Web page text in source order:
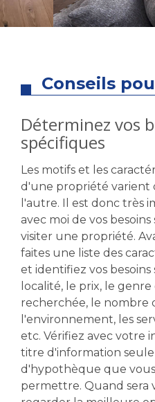
Conseils
Déterminez vos
spécifiques
Les motifs et les
d'une propriété varient
l'autre. Il est donc très
avec moi de vos
visiter une propriété.
faites une liste des
et identifiez vos
localité, le prix, le
recherchée, le nombre
l'environnement, les
etc. Vérifiez avec votre
titre d'information
d'hypothèque que
permettre. Quand sera